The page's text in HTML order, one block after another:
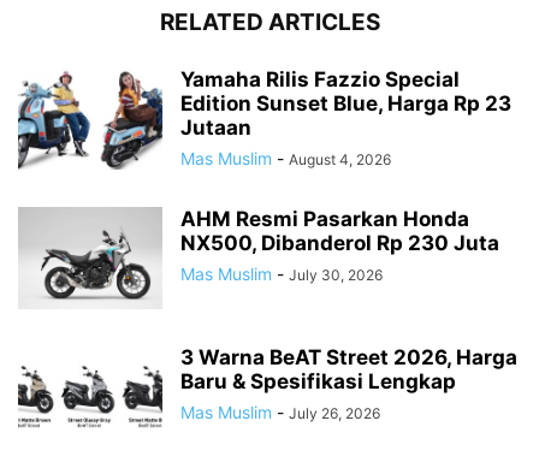
RELATED ARTICLES
Yamaha Rilis Fazzio Special
Edition Sunset Blue, Harga Rp 23
Jutaan
Mas Muslim - August 4, 2026
AHM Resmi Pasarkan Honda
NX500, Dibanderol Rp 230 Juta
Mas Muslim - July 30, 2026
3 Warna BeAT Street 2026, Harga
Baru & Spesifikasi Lengkap
Mas Muslim - July 26, 2026